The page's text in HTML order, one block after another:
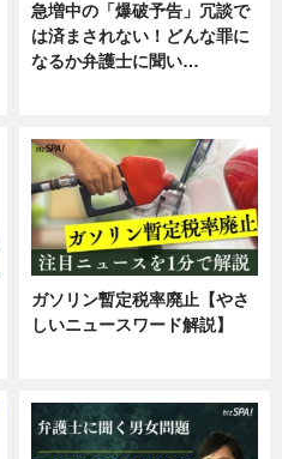
急増中の「爆破予告」冗談で
は済まされない！どんな罪に
なるか弁護士に聞い…
ガソリン暫定税率廃止【やさ
しいニュースワード解説】